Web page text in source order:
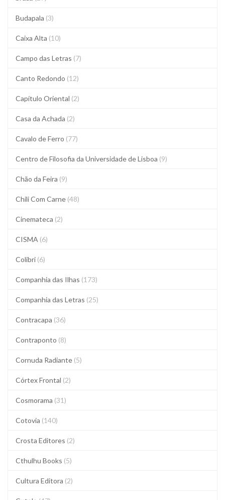
Budapala (3)
Caixa Alta (10)
Campo das Letras (7)
Canto Redondo (12)
Capítulo Oriental (2)
Casa da Achada (2)
Cavalo de Ferro (77)
Centro de Filosofia da Universidade de Lisboa (9)
Chão da Feira (9)
Chili Com Carne (48)
Cinemateca (2)
CISMA (6)
Colibri (6)
Companhia das Ilhas (173)
Companhia das Letras (25)
Contracapa (36)
Contraponto (8)
Cornuda Radiante (5)
Córtex Frontal (2)
Cosmorama (31)
Cotovia (140)
Crosta Editores (2)
Cthulhu Books (5)
Cultura Editora (2)